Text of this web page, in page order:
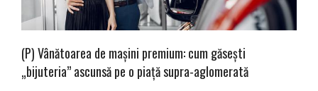
(P) Vânătoarea de mașini premium: cum găsești
„bijuteria” ascunsă pe o piață supra-aglomerată